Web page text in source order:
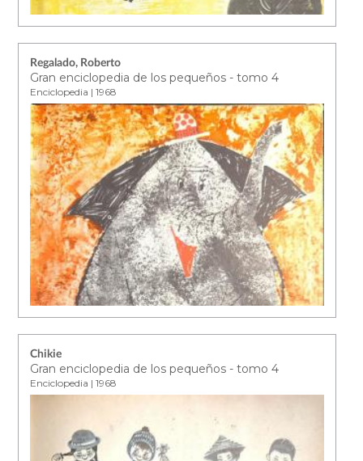
Regalado, Roberto
Gran enciclopedia de los pequeños - tomo 4
Enciclopedia | 1968
Chikie
Gran enciclopedia de los pequeños - tomo 4
Enciclopedia | 1968